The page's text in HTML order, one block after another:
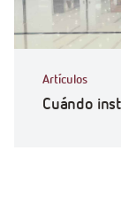
Artículos
Cuándo